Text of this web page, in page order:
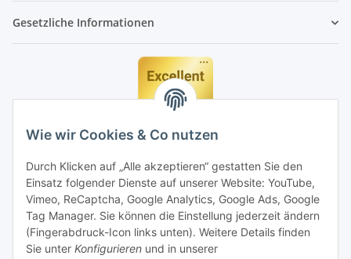
Wie wir Cookies & Co nutzen
Durch Klicken auf „Alle akzeptieren“ gestatten Sie den
Einsatz folgender Dienste auf unserer Website: YouTube,
Vimeo, ReCaptcha, Google Analytics, Google Ads, Google
Tag Manager. Sie können die Einstellung jederzeit ändern
(Fingerabdruck-Icon links unten). Weitere Details finden
Sie unter Konfigurieren und in unserer
Gesetzliche Informationen